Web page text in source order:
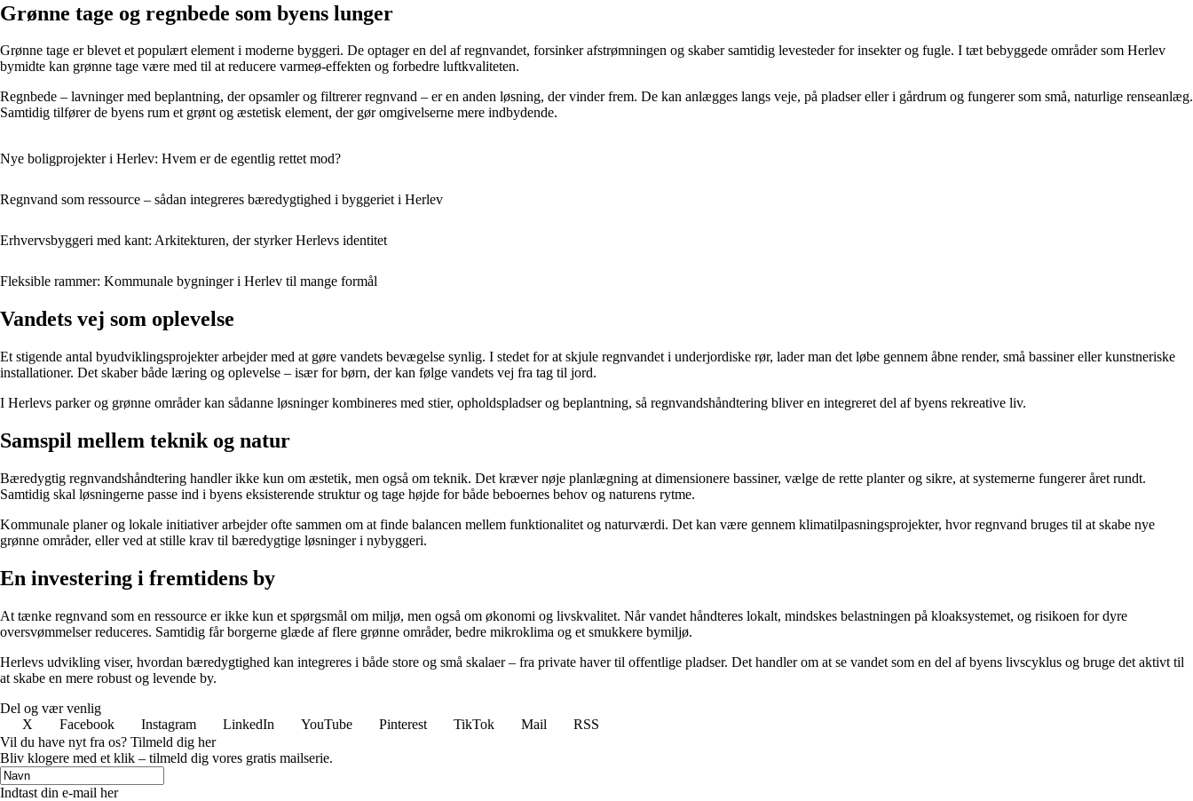
Grønne tage og regnbede som byens lunger
Grønne tage er blevet et populært element i moderne byggeri. De optager en del af regnvandet, forsinker afstrømningen og skaber samtidig levesteder for insekter og fugle. I tæt bebyggede områder som Herlev
bymidte kan grønne tage være med til at reducere varmeø-effekten og forbedre luftkvaliteten.
Regnbede – lavninger med beplantning, der opsamler og filtrerer regnvand – er en anden løsning, der vinder frem. De kan anlægges langs veje, på pladser eller i gårdrum og fungerer som små, naturlige renseanlæg.
Samtidig tilfører de byens rum et grønt og æstetisk element, der gør omgivelserne mere indbydende.
Nye boligprojekter i Herlev: Hvem er de egentlig rettet mod?
Regnvand som ressource – sådan integreres bæredygtighed i byggeriet i Herlev
Erhvervsbyggeri med kant: Arkitekturen, der styrker Herlevs identitet
Fleksible rammer: Kommunale bygninger i Herlev til mange formål
Vandets vej som oplevelse
Et stigende antal byudviklingsprojekter arbejder med at gøre vandets bevægelse synlig. I stedet for at skjule regnvandet i underjordiske rør, lader man det løbe gennem åbne render, små bassiner eller kunstneriske
installationer. Det skaber både læring og oplevelse – især for børn, der kan følge vandets vej fra tag til jord.
I Herlevs parker og grønne områder kan sådanne løsninger kombineres med stier, opholdspladser og beplantning, så regnvandshåndtering bliver en integreret del af byens rekreative liv.
Samspil mellem teknik og natur
Bæredygtig regnvandshåndtering handler ikke kun om æstetik, men også om teknik. Det kræver nøje planlægning at dimensionere bassiner, vælge de rette planter og sikre, at systemerne fungerer året rundt.
Samtidig skal løsningerne passe ind i byens eksisterende struktur og tage højde for både beboernes behov og naturens rytme.
Kommunale planer og lokale initiativer arbejder ofte sammen om at finde balancen mellem funktionalitet og naturværdi. Det kan være gennem klimatilpasningsprojekter, hvor regnvand bruges til at skabe nye
grønne områder, eller ved at stille krav til bæredygtige løsninger i nybyggeri.
En investering i fremtidens by
At tænke regnvand som en ressource er ikke kun et spørgsmål om miljø, men også om økonomi og livskvalitet. Når vandet håndteres lokalt, mindskes belastningen på kloaksystemet, og risikoen for dyre
oversvømmelser reduceres. Samtidig får borgerne glæde af flere grønne områder, bedre mikroklima og et smukkere bymiljø.
Herlevs udvikling viser, hvordan bæredygtighed kan integreres i både store og små skalaer – fra private haver til offentlige pladser. Det handler om at se vandet som en del af byens livscyklus og bruge det aktivt til
at skabe en mere robust og levende by.
Del og vær venlig
X
Facebook Instagram LinkedIn YouTube Pinterest TikTok Mail
RSS
Vil du have nyt fra os? Tilmeld dig her
Bliv klogere med et klik – tilmeld dig vores gratis mailserie.
Indtast din e-mail her